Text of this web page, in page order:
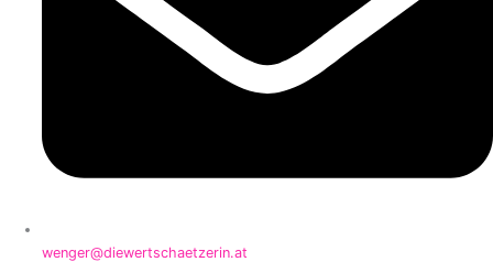
wenger@diewertschaetzerin.at